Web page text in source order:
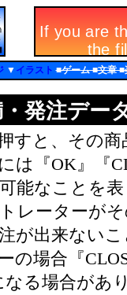
▼ イラスト ■ゲーム ■文章
発注デー
すと、その
は『OK』『
能なことを
レーターが
が出来ない
の場合『
なる場合があ